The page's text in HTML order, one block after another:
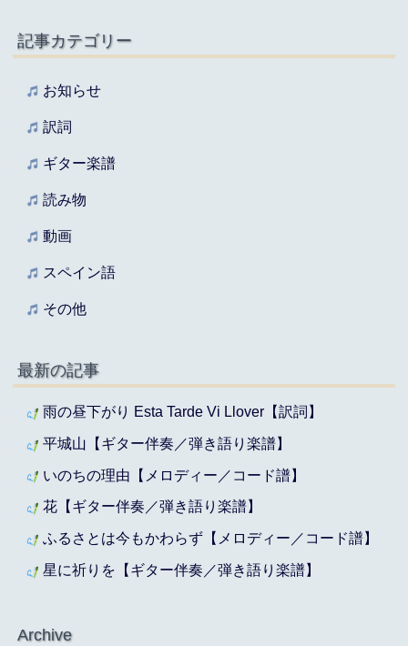
記事カテゴリー
お知らせ
訳詞
ギター楽譜
読み物
動画
スペイン語
その他
最新の記事
雨の昼下がり Esta Tarde Vi Llover【訳詞】
平城山【ギター伴奏／弾き語り楽譜】
いのちの理由【メロディー／コード譜】
花【ギター伴奏／弾き語り楽譜】
ふるさとは今もかわらず【メロディー／コード譜】
星に祈りを【ギター伴奏／弾き語り楽譜】
Archive